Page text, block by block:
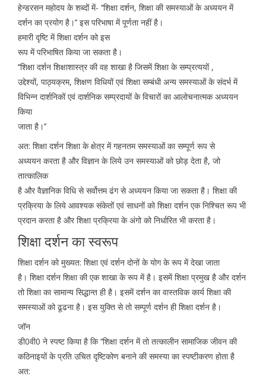
हेन्डरसन महोदय के शब्दों में- ‘‘शिक्षा दर्शन, शिक्षा की समस्याओं के अध्ययन में
दर्शन का प्रयोग है।’’ इस परिभाषा में पूर्णता नहीं है।
हमारी दृष्टि में शिक्षा दर्शन को इस
रूप में परिभाषित किया जा सकता है।
‘‘शिक्षा दर्शन शिक्षाशास्त्र की वह शाखा है जिसमें शिक्षा के सम्प्रत्ययों ,
उद्देश्यों, पाठ्यक्रम, शिक्षण विधियों एवं शिक्षा सम्बंधी अन्य समस्याओं के संदर्भ में
विभिन्न दार्शनिकों एवं दार्शनिक सम्प्रदायों के विचारों का आलोचनात्मक अध्ययन
किया
जाता है।’’
अत: शिक्षा दर्शन शिक्षा के क्षेत्र में गहनतम समस्याओं का सम्पूर्ण रूप से
अध्ययन करता है और विज्ञान के लिये उन समस्याओं को छोड़ देता है, जो
तात्कालिक
है और वैज्ञानिक विधि से सर्वोत्तम ढंग से अध्ययन किया जा सकता है। शिक्षा की
प्रक्रिया के लिये आवश्यक संकेतों एवं साधनों को शिक्षा दर्शन एक निश्चित रूप भी
प्रदान करता है और शिक्षा प्रक्रिया के अंगो को निर्धारित भी करता है।
शिक्षा दर्शन का स्वरूप
शिक्षा दर्शन को मुख्यत: शिक्षा एवं दर्शन दोनों के योग के रूप में देखा जाता
है। शिक्षा दर्शन शिक्षा की एक शाखा के रूप में है। इसमें शिक्षा प्रमुख है और दर्शन
तो शिक्षा का सामान्य सिद्धान्त ही है। इसमें दर्शन का वास्तविक कार्य शिक्षा की
समस्याओं को ढूढना है। इस युक्ति से तो सम्पूर्ण दर्शन ही शिक्षा दर्शन है।
जॉन
डी0वी0 ने स्पष्ट किया है कि ‘‘शिक्षा दर्शन में तो तत्कालीन सामाजिक जीवन की
कठिनाइयों के प्रति उचित दृष्टिकोण बनाने की समस्या का स्पष्टीकरण होता है
अत: